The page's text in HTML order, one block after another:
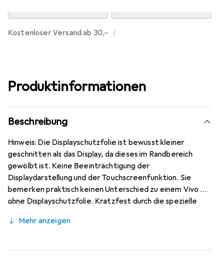
Kostenloser Versand ab 30,– i
Produktinformationen
Beschreibung
Hinweis: Die Displayschutzfolie ist bewusst kleiner
geschnitten als das Display, da dieses im Randbereich
gewölbt ist. Keine Beeinträchtigung der
Displaydarstellung und der Touchscreenfunktion. Sie
bemerken praktisch keinen Unterschied zu einem Vivo Z6
ohne Displayschutzfolie. Kratzfest durch die spezielle
Kratzer und Abrasion! 4H Bleistifthärte. Bewusst kleiner
blasenfrei und jederzeit rückstandsfrei zu entfernen
Mehr anzeigen